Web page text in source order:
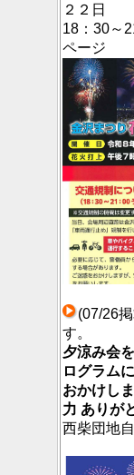
２２日
18：30～
ページ
(07/26
す。
夕涼み会
ログラム
おかけし
力 ありが
西柴団地